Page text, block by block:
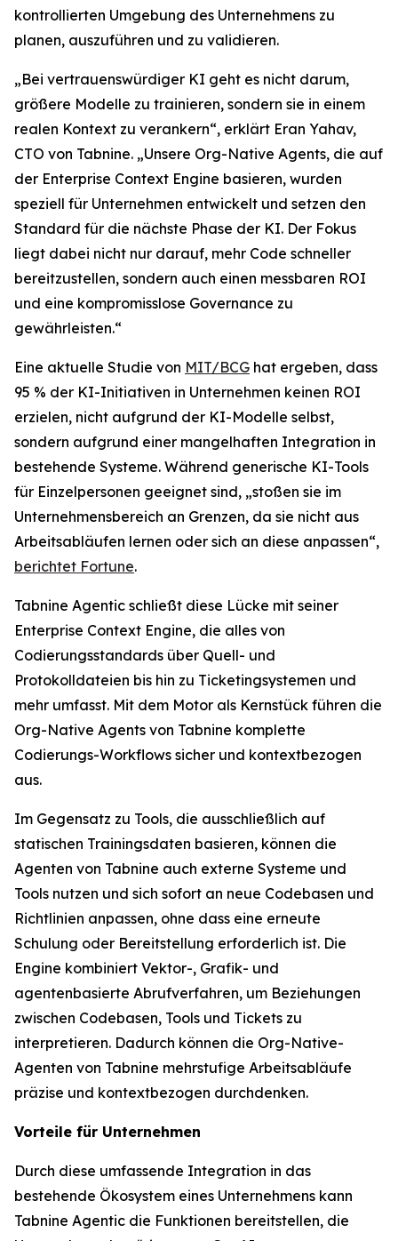
kontrollierten Umgebung des Unternehmens zu
planen, auszuführen und zu validieren.
„Bei vertrauenswürdiger KI geht es nicht darum,
größere Modelle zu trainieren, sondern sie in einem
realen Kontext zu verankern“, erklärt Eran Yahav,
CTO von Tabnine. „Unsere Org-Native Agents, die auf
der Enterprise Context Engine basieren, wurden
speziell für Unternehmen entwickelt und setzen den
Standard für die nächste Phase der KI. Der Fokus
liegt dabei nicht nur darauf, mehr Code schneller
bereitzustellen, sondern auch einen messbaren ROI
und eine kompromisslose Governance zu
gewährleisten.“
Eine aktuelle Studie von MIT/BCG hat ergeben, dass
95 % der KI-Initiativen in Unternehmen keinen ROI
erzielen, nicht aufgrund der KI-Modelle selbst,
sondern aufgrund einer mangelhaften Integration in
bestehende Systeme. Während generische KI-Tools
für Einzelpersonen geeignet sind, „stoßen sie im
Unternehmensbereich an Grenzen, da sie nicht aus
Arbeitsabläufen lernen oder sich an diese anpassen“,
berichtet Fortune.
Tabnine Agentic schließt diese Lücke mit seiner
Enterprise Context Engine, die alles von
Codierungsstandards über Quell- und
Protokolldateien bis hin zu Ticketingsystemen und
mehr umfasst. Mit dem Motor als Kernstück führen die
Org-Native Agents von Tabnine komplette
Codierungs-Workflows sicher und kontextbezogen
aus.
Im Gegensatz zu Tools, die ausschließlich auf
statischen Trainingsdaten basieren, können die
Agenten von Tabnine auch externe Systeme und
Tools nutzen und sich sofort an neue Codebasen und
Richtlinien anpassen, ohne dass eine erneute
Schulung oder Bereitstellung erforderlich ist. Die
Engine kombiniert Vektor-, Grafik- und
agentenbasierte Abrufverfahren, um Beziehungen
zwischen Codebasen, Tools und Tickets zu
interpretieren. Dadurch können die Org-Native-
Agenten von Tabnine mehrstufige Arbeitsabläufe
präzise und kontextbezogen durchdenken.
Vorteile für Unternehmen
Durch diese umfassende Integration in das
bestehende Ökosystem eines Unternehmens kann
Tabnine Agentic die Funktionen bereitstellen, die